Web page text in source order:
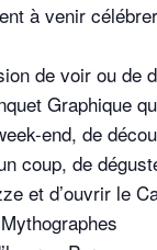
à venir
de voir ou de
Graphique
end, de
coup, de
et d’ouvrir le